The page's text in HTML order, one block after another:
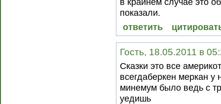
в крайнем случае это
показали.
ответить
Гость, 18.05.2011 в
Сказки это все
всегдаберкен меркан у
минемум было ведь с
уедишь